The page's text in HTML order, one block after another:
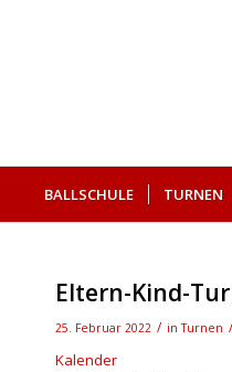
BALLSCHULE TURNEN
Eltern-Kind-
25. Februar 2022 / inTurnen /
Kalender